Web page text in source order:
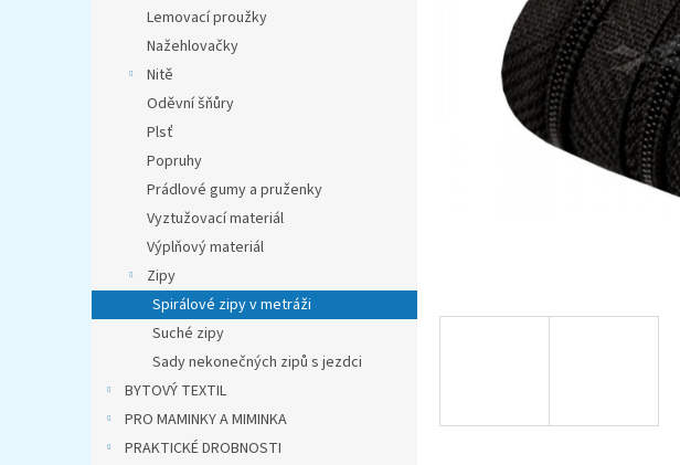
Lemovací proužky
Nažehlovačky
Nitě
Oděvní šňůry
Plsť
Popruhy
Prádlové gumy a pruženky
Vyztužovací materiál
Výplňový materiál
Zipy
Spirálové zipy v metráži
Suché zipy
Sady nekonečných zipů s jezdci
BYTOVÝ TEXTIL
PRO MAMINKY A MIMINKA
PRAKTICKÉ DROBNOSTI